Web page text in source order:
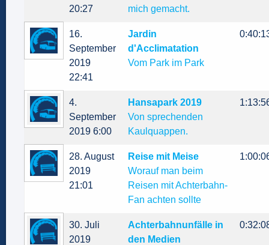
20:27
mich gemacht.
16.
September
2019
22:41
Jardin
d'Acclimatation
Vom Park im Park
4.
September
2019 6:00
Hansapark 2019
Von sprechenden
Kaulquappen.
28. August
2019
21:01
Reise mit Meise
Worauf man beim
Reisen mit Achterbahn-
Fan achten sollte
30. Juli
2019
Achterbahnunfälle in
den Medien